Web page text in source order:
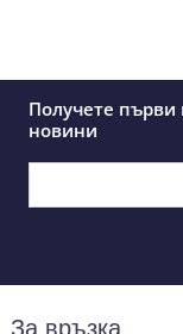
Получете
новини
За връзка